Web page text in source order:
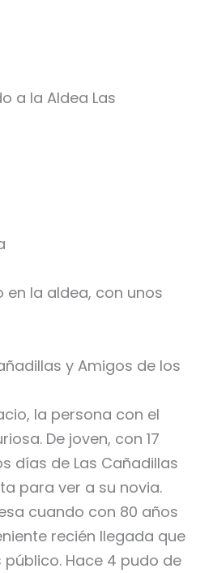
a la Aldea Las
en la aldea, con unos
y Amigos de los
la persona con el
De joven, con 17
días de Las Cañadillas
para ver a su novia.
cuando con 80 años
recién llegada que
Hace 4 pudo de